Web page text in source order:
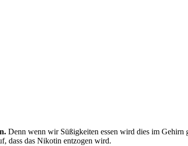
Denn wenn wir Süßigkeiten essen wird dies im Gehirn
dass das Nikotin entzogen wird.